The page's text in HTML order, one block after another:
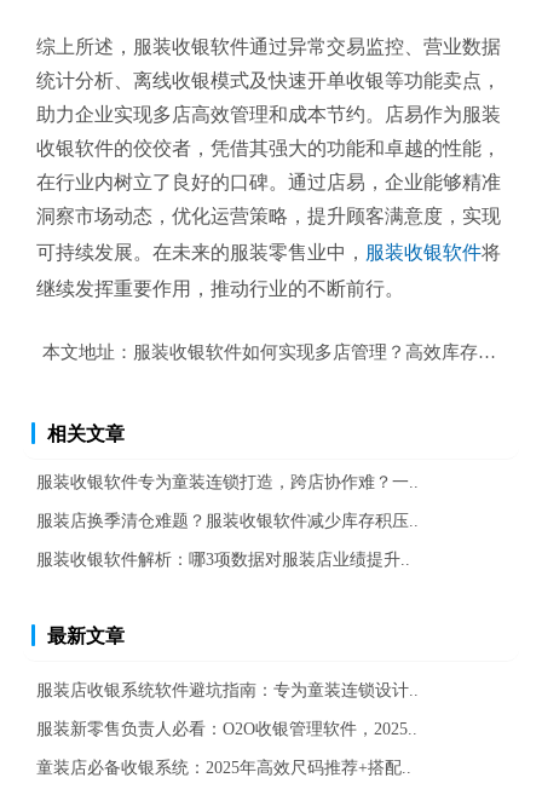
综上所述，服装收银软件通过异常交易监控、营业数据
统计分析、离线收银模式及快速开单收银等功能卖点，
助力企业实现多店高效管理和成本节约。店易作为服装
收银软件的佼佼者，凭借其强大的功能和卓越的性能，
在行业内树立了良好的口碑。通过店易，企业能够精准
洞察市场动态，优化运营策略，提升顾客满意度，实现
可持续发展。在未来的服装零售业中， 服装收银软件将
继续发挥重要作用，推动行业的不断前行。
本文地址： 服装收银软件如何实现多店管理？高效库存控制与
相关文章
服装收银软件专为童装连锁打造，跨店协作难？一..
服装店换季清仓难题？服装收银软件减少库存积压..
服装收银软件解析：哪3项数据对服装店业绩提升..
最新文章
服装店收银系统软件避坑指南：专为童装连锁设计..
服装新零售负责人必看：O2O收银管理软件，2025..
童装店必备收银系统：2025年高效尺码推荐+搭配..